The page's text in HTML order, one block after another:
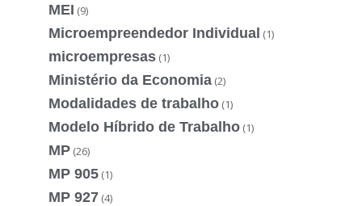
MEI (9)
Microempreendedor Individual (1)
microempresas (1)
Ministério da Economia (2)
Modalidades de trabalho (1)
Modelo Híbrido de Trabalho (1)
MP (26)
MP 905 (1)
MP 927 (4)